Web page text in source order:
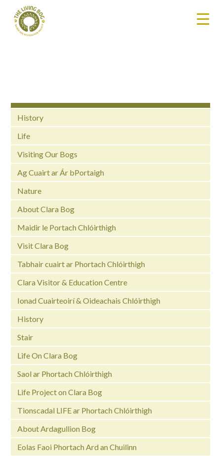
History
Life
Visiting Our Bogs
Ag Cuairt ar Ár bPortaigh
Nature
About Clara Bog
Maidir le Portach Chlóirthigh
Visit Clara Bog
Tabhair cuairt ar Phortach Chlóirthigh
Clara Visitor & Education Centre
Ionad Cuairteoirí & Oideachais Chlóirthigh
History
Stair
Life On Clara Bog
Saol ar Phortach Chlóirthigh
Life Project on Clara Bog
Tionscadal LIFE ar Phortach Chlóirthigh
About Ardagullion Bog
Eolas Faoi Phortach Ard an Chuilinn